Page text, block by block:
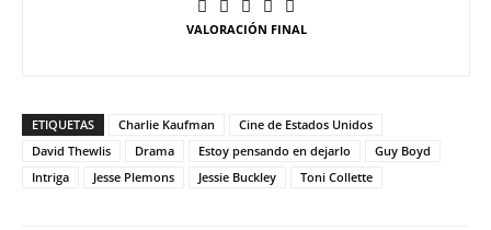
VALORACIÓN FINAL
ETIQUETAS Charlie Kaufman
Cine de Estados Unidos
David Thewlis
Drama Estoy pensando en dejarlo
Guy Boyd
Intriga
Jesse Plemons Jessie Buckley Toni Collette